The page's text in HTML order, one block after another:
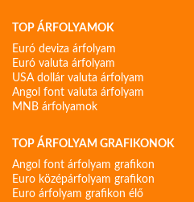
TOP ÁRFOLYAMOK
Euró deviza árfolyam
Euró valuta árfolyam
USA dollár valuta árfolyam
Angol font valuta árfolyam
MNB árfolyamok
TOP ÁRFOLYAM GRAFIKONOK
Angol font árfolyam grafikon
Euro középárfolyam grafikon
Euro árfolyam grafikon élő